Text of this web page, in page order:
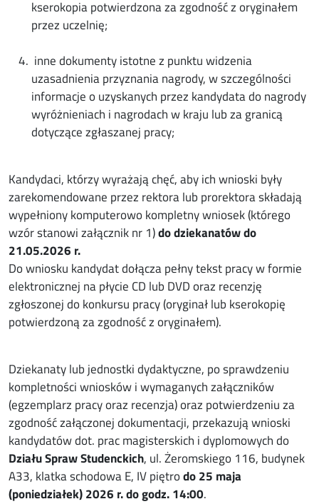
kserokopia potwierdzona za zgodność z oryginałem
przez uczelnię;
inne dokumenty istotne z punktu widzenia
uzasadnienia przyznania nagrody, w szczególności
informacje o uzyskanych przez kandydata do nagrody
wyróżnieniach i nagrodach w kraju lub za granicą
dotyczące zgłaszanej pracy;
Kandydaci, którzy wyrażają chęć, aby ich wnioski były
zarekomendowane przez rektora lub prorektora składają
wypełniony komputerowo kompletny wniosek (którego
wzór stanowi załącznik nr 1)do dziekanatów do
21.05.2026 r.
Do wniosku kandydat dołącza pełny tekst pracy w formie
elektronicznej na płycie CD lub DVD oraz recenzję
zgłoszonej do konkursu pracy (oryginał lub kserokopię
potwierdzoną za zgodność z oryginałem).
Dziekanaty lub jednostki dydaktyczne, po sprawdzeniu
kompletności wniosków i wymaganych załączników
(egzemplarz pracy oraz recenzja) oraz potwierdzeniu za
zgodność załączonej dokumentacji, przekazują wnioski
kandydatów dot. prac magisterskich i dyplomowych do
Działu Spraw Studenckich, ul. Żeromskiego 116, budynek
A33, klatka schodowa E, IV piętrodo 25 maja
(poniedziałek) 2026 r. do godz. 14:00.